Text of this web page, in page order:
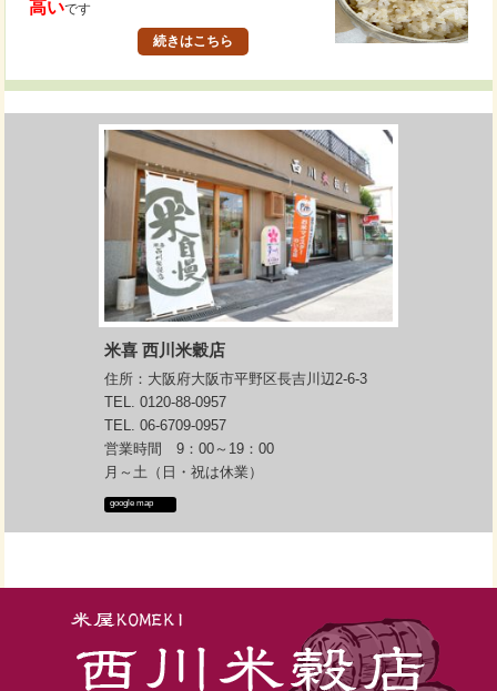
高いです
薄々はみなさんご存知ですよね？
だけど食べ方が分からない・・・
当店では
レシピをお付けしてご説明させてい
安心して召し上がっていただけるよ
ネオニコ系農薬不使用のお米を玄米
しておりますので
その点でもご安心ください
男性の方・子どもさんは
なかなか玄米に抵抗あるかも知れま
体の中のお掃除してくれるお米だと
いかに大切かお分かりいただけたか
免疫力も高めてくれる「玄米」こそ
今一度見直してみるお米だと私は思
初心者の方向け
続きはこちら
米喜 西川米穀店
住所：大阪府大阪市平野区長吉川辺2-6-3
TEL. 0120-88-0957
TEL. 06-6709-0957
営業時間 9：00～19：00
月～土（日・祝は休業）
google map